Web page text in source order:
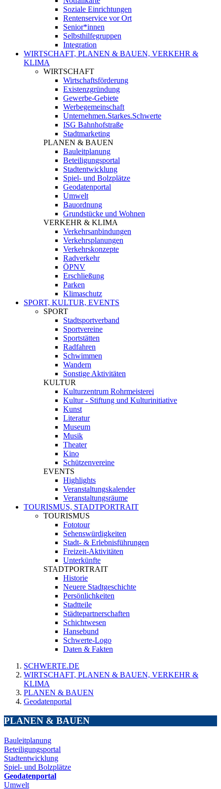
Soziale Einrichtungen
Rentenservice vor Ort
Senior*innen
Selbsthilfegruppen
Integration
WIRTSCHAFT, PLANEN & BAUEN, VERKEHR &
KLIMA
WIRTSCHAFT
Wirtschaftsförderung
Existenzgründung
Gewerbe-Gebiete
Werbegemeinschaft
Unternehmen.Starkes.Schwerte
ISG Bahnhofstraße
Stadtmarketing
PLANEN & BAUEN
Bauleitplanung
Beteiligungsportal
Stadtentwicklung
Spiel- und Bolzplätze
Geodatenportal
Umwelt
Bauordnung
Grundstücke und Wohnen
VERKEHR & KLIMA
Verkehrsanbindungen
Verkehrsplanungen
Verkehrskonzepte
Radverkehr
ÖPNV
Erschließung
Parken
Klimaschutz
SPORT, KULTUR, EVENTS
SPORT
Stadtsportverband
Sportvereine
Sportstätten
Radfahren
Schwimmen
Wandern
Sonstige Aktivitäten
KULTUR
Kulturzentrum Rohrmeisterei
Kultur - Stiftung und Kulturinitiative
Kunst
Literatur
Museum
Musik
Theater
Kino
Schützenvereine
EVENTS
Highlights
Veranstaltungskalender
Veranstaltungsräume
TOURISMUS, STADTPORTRAIT
TOURISMUS
Fototour
Sehenswürdigkeiten
Stadt- & Erlebnisführungen
Freizeit-Aktivitäten
Unterkünfte
STADTPORTRAIT
Historie
Neuere Stadtgeschichte
Persönlichkeiten
Stadtteile
Städtepartnerschaften
Schichtwesen
Hansebund
Schwerte-Logo
Daten & Fakten
SCHWERTE.DE
WIRTSCHAFT, PLANEN & BAUEN, VERKEHR &
KLIMA
PLANEN & BAUEN
Geodatenportal
PLANEN & BAUEN
Bauleitplanung
Beteiligungsportal
Stadtentwicklung
Spiel- und Bolzplätze
Geodatenportal
Umwelt